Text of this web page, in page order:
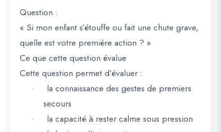
Question :
« Si mon enfant s’étouffe ou fait une chute grave,
quelle est votre première action ? »
Ce que cette question évalue
Cette question permet d’évaluer :
· la connaissance des gestes de premiers
secours
· la capacité à rester calme sous pression